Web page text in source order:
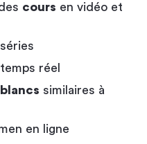
cours en vidéo et
réel
similaires à
en ligne